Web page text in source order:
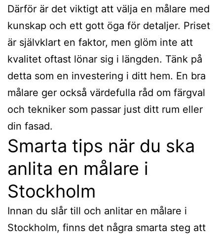
Därför är det viktigt att välja en målare med
kunskap och ett gott öga för detaljer. Priset
är självklart en faktor, men glöm inte att
kvalitet oftast lönar sig i längden. Tänk på
detta som en investering i ditt hem. En bra
målare ger också värdefulla råd om färgval
och tekniker som passar just ditt rum eller
din fasad.
Smarta tips när du ska
anlita en målare i
Stockholm
Innan du slår till och anlitar en målare i
Stockholm, finns det några smarta steg att